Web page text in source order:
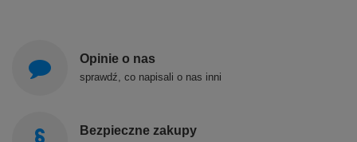
Opinie o nas
sprawdź, co napisali o nas inni
Bezpieczne zakupy